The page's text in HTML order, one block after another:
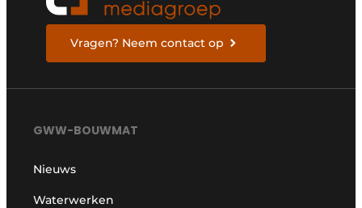
Vragen? Neem contact op
GWW-BOUWMAT
Nieuws
Waterwerken